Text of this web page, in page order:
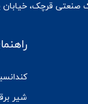
قرچک، خیابان پیشرفت
شیر